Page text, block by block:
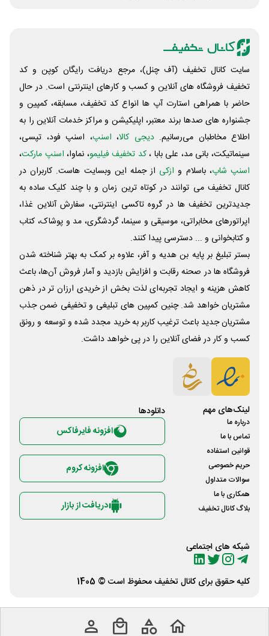
سایت کانال تخفیف (آف چنل)، مرجع دریافت رایگان کوپن و کد
تخفیف فروشگاه های آنلاین و کسب و‌ کارهای اینترنتی است. در حال
حاضر با همراهی استارت آپ ها انواع کد تخفیف، مسابقه، کمپین و
جشنواره های صدها برند معتبر، اپلیکیشن و مراکز خدمات آنلاین را به
اطلاع مخاطبان می‌رسانیم. دیجی کالا، اسنپ، اسنپ فود، تپسی،
سینماتیکت، بانی مد، علی‌ بابا ،کد تخفیف فیلیمو، نماوا، اسنپ مارکت،
اسنپ شاپ، باسلام و ازکی از جمله این وبسایت ‌هاست. کاربران در
کانال تخفیف می توانند در کوتاه ترین زمان و با چند کلیک ساده به
جدیدترین تخفیف ها در گروه تاکسی اینترنتی، سفارش آنلاین غذا،
اپراتورهای مخابراتی، موسیقی و سینما، گردشگری، مد و پوشاک، کتاب
و کتابخوانی و ... دسترسی پیدا کنند.
بستر تبلیغ بر پایه بن هدیه و آفر، علاوه بر کمک به بهتر شناخته شدن
فروشگاه ها در صحنه رقابت و افزایش بازدید و آمار فروش آن‌ها، باعث
کاهش هزینه و ایجاد تجربه‌ای لذت بخش از خریدی ارزان تر در ذهن
مشتریان خواهد شد. چنین کمپین های تبلیغی و تخفیفی ضمن جذب
مشتریان جدید باعث ترغیب کاربر به خرید مجدد شده و توسعه و رونق
کسب و کار در فضای آنلاین را در پی خواهد داشت.
لینک‌های مهم
درباره ما
تماس با ما
قوانین استفاده
حریم خصوصی
سوالات متداول
همکاری با ما
بلاگ کانال تخفیف
شبکه های اجتماعی
دانلود‌ها
افزونه فایرفاکس
افزونه کروم
دریافت از بازار
کلیه حقوق برای کانال تخفیفمحفوظ است © 1405